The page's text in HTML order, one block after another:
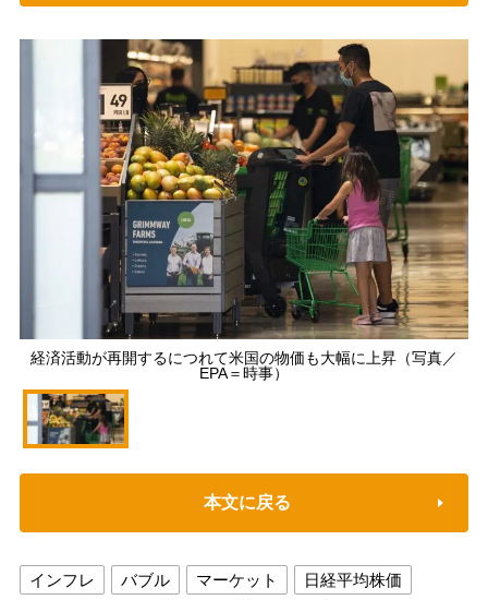
経済活動が再開するにつれて米国の物価も大幅に上昇（写真／
EPA＝時事）
本文に戻る
インフレ バブル マーケット
日経平均株価